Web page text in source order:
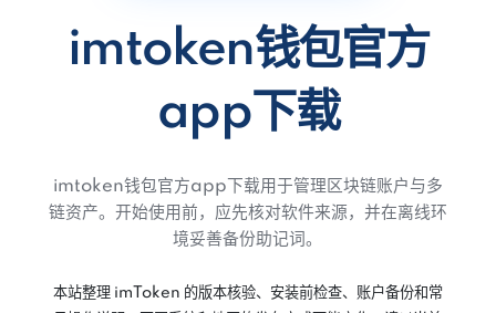
imtoken钱包官方
app下载
imtoken钱包官方app下载用于管理区块链账户与多
链资产。开始使用前，应先核对软件来源，并在离线环
境妥善备份助记词。
本站整理 imToken 的版本核验、安装前检查、账户备份和常